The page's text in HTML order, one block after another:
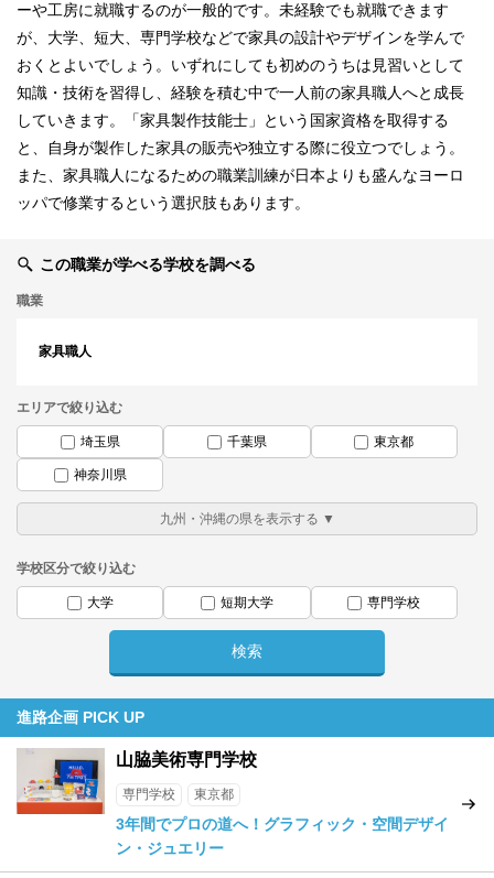
ーや工房に就職するのが一般的です。未経験でも就職できます
が、大学、短大、専門学校などで家具の設計やデザインを学んで
おくとよいでしょう。いずれにしても初めのうちは見習いとして
知識・技術を習得し、経験を積む中で一人前の家具職人へと成長
していきます。「家具製作技能士」という国家資格を取得する
と、自身が製作した家具の販売や独立する際に役立つでしょう。
また、家具職人になるための職業訓練が日本よりも盛んなヨーロ
ッパで修業するという選択肢もあります。
この職業が学べる学校を調べる
職業
家具職人
エリアで絞り込む
埼玉県 千葉県 東京都
神奈川県
学校区分で絞り込む
大学 短期大学 専門学校
進路企画 PICK UP
山脇美術専門学校
専門学校 東京都
3年間でプロの道へ！グラフィック・空間デザイ
ン・ジュエリー